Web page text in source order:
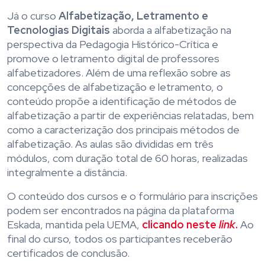
Já o curso Alfabetização, Letramento e
Tecnologias Digitais aborda a alfabetização na
perspectiva da Pedagogia Histórico-Crítica e
promove o letramento digital de professores
alfabetizadores. Além de uma reflexão sobre as
concepções de alfabetização e letramento, o
conteúdo propõe a identificação de métodos de
alfabetização a partir de experiências relatadas, bem
como a caracterização dos principais métodos de
alfabetização. As aulas são divididas em três
módulos, com duração total de 60 horas, realizadas
integralmente a distância.
O conteúdo dos cursos e o formulário para inscrições
podem ser encontrados na página da plataforma
Eskada, mantida pela UEMA, clicando neste link. Ao
final do curso, todos os participantes receberão
certificados de conclusão.